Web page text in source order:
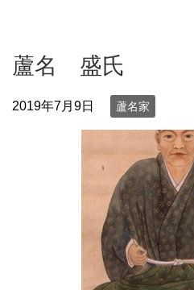
蘆名 盛氏
2019年7月9日 蘆名家